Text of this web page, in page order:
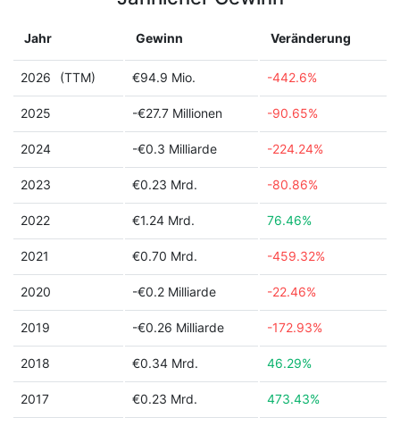
Jahr Gewinn Veränderung
2026 (TTM) €94.9 Mio. -442.6%
2025 -€27.7 Millionen -90.65%
2024 -€0.3 Milliarde -224.24%
2023 €0.23 Mrd. -80.86%
2022 €1.24 Mrd. 76.46%
2021 €0.70 Mrd. -459.32%
2020 -€0.2 Milliarde -22.46%
2019 -€0.26 Milliarde -172.93%
2018 €0.34 Mrd. 46.29%
2017 €0.23 Mrd. 473.43%